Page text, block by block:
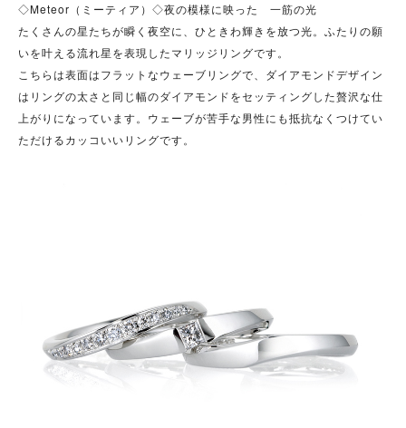
◇Meteor（ミーティア）◇夜の模様に映った 一筋の光
たくさんの星たちが瞬く夜空に、ひときわ輝きを放つ光。ふたりの願
いを叶える流れ星を表現したマリッジリングです。
こちらは表面はフラットなウェーブリングで、ダイアモンドデザイン
はリングの太さと同じ幅のダイアモンドをセッティングした贅沢な仕
上がりになっています。ウェーブが苦手な男性にも抵抗なくつけてい
ただけるカッコいいリングです。